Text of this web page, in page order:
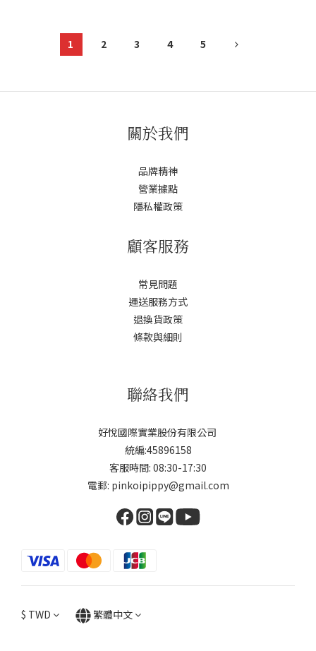
1 2 3 4 5
關於我們
品牌精神
營業據點
隱私權政策
顧客服務
常見問題
運送服務方式
退換貨政策
條款與細則
聯絡我們
好悅國際實業股份有限公司
統編:45896158
客服時間: 08:30-17:30
電郵: pinkoipippy@gmail.com
$ TWD 繁體中文